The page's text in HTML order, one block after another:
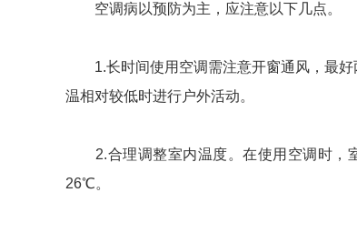
空调病以预防为主，应注意以下几点。
1.长时间使用空调需注意开窗通风，最好
温相对较低时进行户外活动。
2.合理调整室内温度。在使用空调时，
26℃。